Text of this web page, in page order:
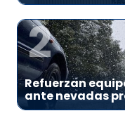
2
Refuerzan
ante nevadas